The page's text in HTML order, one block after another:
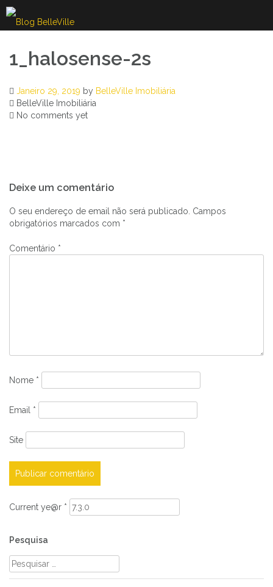
Skip
to
content
1_halosense-2s
Janeiro 29, 2019 by BelleVille Imobiliária
BelleVille Imobiliária
No comments yet
de
artigos
Deixe um comentário
O seu endereço de email não será publicado. Campos
obrigatórios marcados com *
Comentário *
Nome *
Email *
Site
Current ye@r *
Pesquisa
Pesquisar
por: